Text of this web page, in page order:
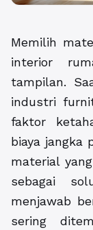
Memilih
interior
tampilan.
industri
faktor
biaya jangka
material
sebagai
menjawab
sering